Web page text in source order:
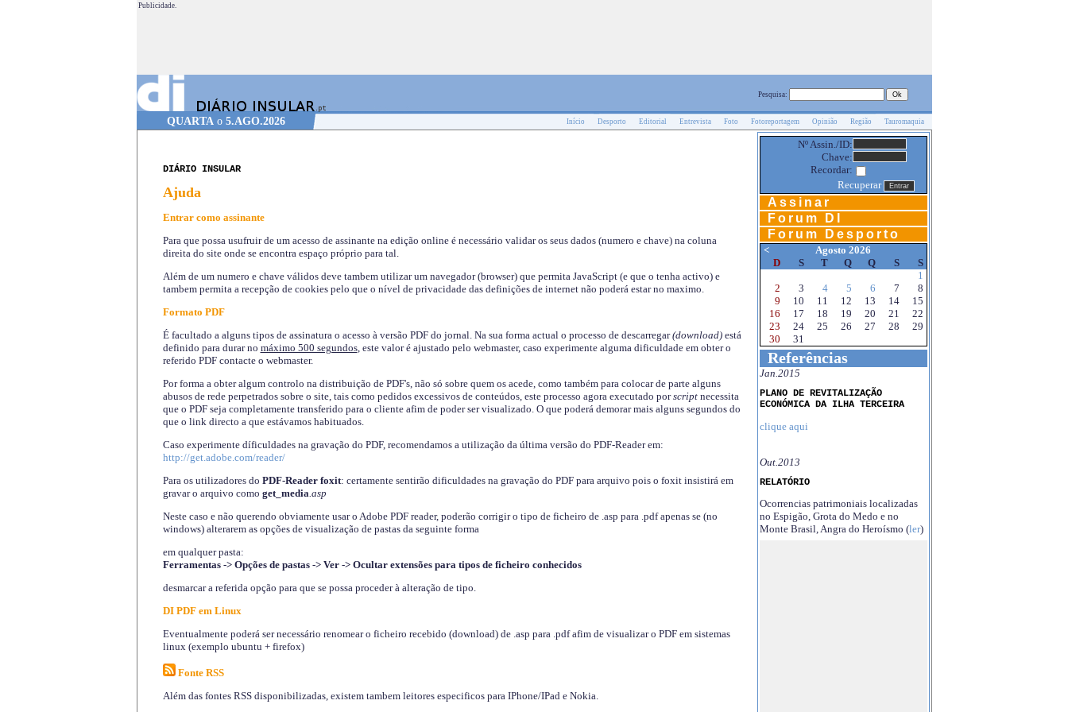
Publicidade.
Pesquisa:
QUARTAo 5.AGO.2026 Início Desporto Editorial Entrevista Foto Fotoreportagem Opinião Região Tauromaquia
DIÁRIO INSULAR
Ajuda
Entrar como assinante
Para que possa usufruir de um acesso de assinante na edição online é necessário validar os seus dados (numero e chave) na coluna
direita do site onde se encontra espaço próprio para tal.
Além de um numero e chave válidos deve tambem utilizar um navegador (browser) que permita JavaScript (e que o tenha activo) e
tambem permita a recepção de cookies pelo que o nível de privacidade das definições de internet não poderá estar no maximo.
Formato PDF
É facultado a alguns tipos de assinatura o acesso à versão PDF do jornal. Na sua forma actual o processo de descarregar(download)está
definido para durar no máximo 500 segundos, este valor é ajustado pelo webmaster, caso experimente alguma dificuldade em obter o
referido PDF contacte o webmaster.
Por forma a obter algum controlo na distribuição de PDF's, não só sobre quem os acede, como também para colocar de parte alguns
abusos de rede perpetrados sobre o site, tais como pedidos excessivos de conteúdos, este processo agora executado porscriptnecessita
que o PDF seja completamente transferido para o cliente afim de poder ser visualizado. O que poderá demorar mais alguns segundos do
que o link directo a que estávamos habituados.
Caso experimente díficuldades na gravação do PDF, recomendamos a utilização da última versão do PDF-Reader em:
http://get.adobe.com/reader/
Para os utilizadores do PDF-Reader foxit: certamente sentirão dificuldades na gravação do PDF para arquivo pois o foxit insistirá em
gravar o arquivo como get_media.asp
Neste caso e não querendo obviamente usar o Adobe PDF reader, poderão corrigir o tipo de ficheiro de .asp para .pdf apenas se (no
windows) alterarem as opções de visualização de pastas da seguinte forma
em qualquer pasta:
Ferramentas -> Opções de pastas -> Ver -> Ocultar extensões para tipos de ficheiro conhecidos
desmarcar a referida opção para que se possa proceder à alteração de tipo.
DI PDF em Linux
Eventualmente poderá ser necessário renomear o ficheiro recebido (download) de .asp para .pdf afim de visualizar o PDF em sistemas
linux (exemplo ubuntu + firefox)
Fonte RSS
Além das fontes RSS disponibilizadas, existem tambem leitores especificos para IPhone/IPad e Nokia.
Nº Assin./ID:
Chave:
Recordar:
Recuperar
Assinar
Forum DI
Forum Desporto
<
Agosto 2026
D
S T Q Q S
S
1
2
3 4 5 6 7
8
9
10 11 12 13 14
15
16
17 18 19 20 21
22
23
24 25 26 27 28
29
30
31
Referências
Jan.2015
PLANO DE REVITALIZAÇÃO
ECONÓMICA DA ILHA TERCEIRA
clique aqui
Out.2013
RELATÓRIO
Ocorrencias patrimoniais localizadas
no Espigão, Grota do Medo e no
Monte Brasil, Angra do Heroísmo (ler)